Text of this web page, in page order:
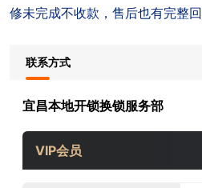
修未完成不收款，售后也有完整回
联系方式
宜昌本地开锁换锁服务部
VIP会员